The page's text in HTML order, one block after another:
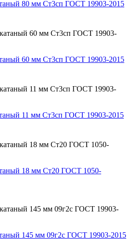
80 мм Ст3сп ГОСТ 19903-2015
60 мм Ст3сп ГОСТ 19903-2015
11 мм Ст3сп ГОСТ 19903-2015
18 мм Ст20 ГОСТ 1050-
145 мм 09г2с ГОСТ 19903-2015